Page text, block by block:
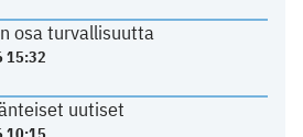
osa turvallisuutta
15:32
uutiset